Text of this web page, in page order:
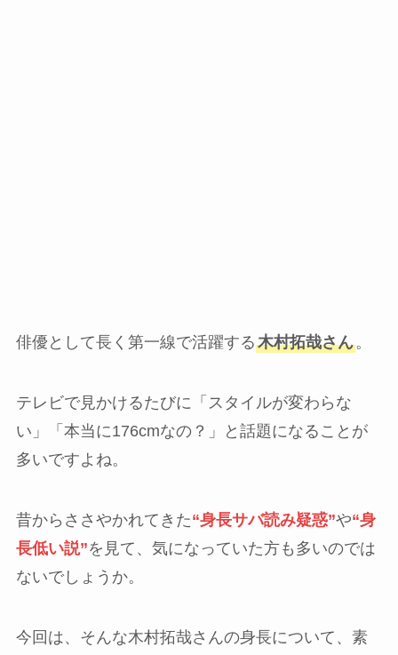
俳優として長く第一線で活躍する木村拓哉さん。
テレビで見かけるたびに「スタイルが変わらな
い」「本当に176cmなの？」と話題になることが
多いですよね。
昔からささやかれてきた“身長サバ読み疑惑”や“身
長低い説”を見て、気になっていた方も多いのでは
ないでしょうか。
今回は、そんな木村拓哉さんの身長について、素